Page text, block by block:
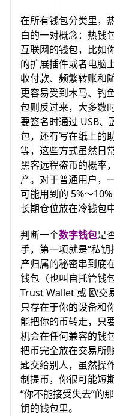
在所有钱包分类里，
白的一对概念：热钱
互联网的钱包，比如
的扩展插件或者电脑
收付款、频繁转账和
更容易受到木马、钓
包则反过来，大多数
要签名时通过 USB、
包，还有写在纸上的
等，这些方式虽然日
黑客远程盗币的概率
产。对于普通用户，
可能用到的 5%～
长期仓位放在冷钱包
判断一个数字钱包是
手，第一项就是“私
产归属的秘密串到底
钱包（也叫自托管钱
Trust Wallet 或 欧交
只存在于你的设备和
能把你的币转走，只
机会在任何兼容的钱
把币完全放在交易所
匙交给别人，虽然操
制提币，你很可能短
“你不能接受失去”的
钥的钱包里。